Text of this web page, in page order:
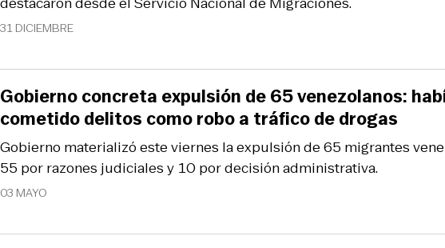
31 DICIEMBRE
03 MAYO
Gobierno materializó este viernes la expulsión de 65 migrantes
55 por razones judiciales y 10 por decisión administrativa.
Gobierno concreta expulsión de 65 venezolanos:
cometido delitos como robo a tráfico de drogas